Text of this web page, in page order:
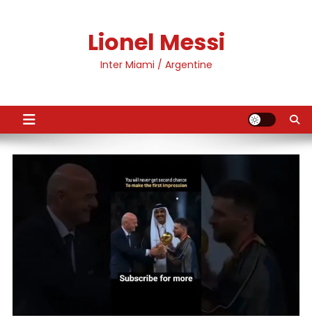
Lionel Messi
Inter Miami / Argentine